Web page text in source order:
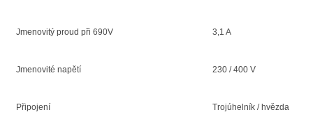
Jmenovitý proud při 690V 3,1 A
Jmenovité napětí 230 / 400 V
Připojení Trojúhelník / hvězda